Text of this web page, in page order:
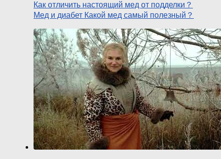
Как отличить настоящий мед от подделки？
Мед и диабет Какой мед самый полезный？